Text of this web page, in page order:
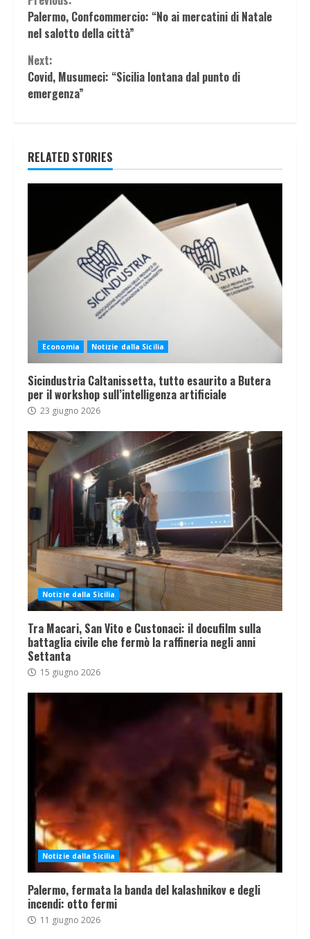
Reading
Palermo, Confcommercio: “No ai mercatini di Natale
nel salotto della città”
Next:
Covid, Musumeci: “Sicilia lontana dal punto di
emergenza”
RELATED STORIES
Economia Notizie dalla Sicilia
Sicindustria Caltanissetta, tutto esaurito a Butera
per il workshop sull’intelligenza artificiale
23 giugno 2026
Notizie dalla Sicilia
Tra Macari, San Vito e Custonaci: il docufilm sulla
battaglia civile che fermò la raffineria negli anni
Settanta
15 giugno 2026
Notizie dalla Sicilia
Palermo, fermata la banda del kalashnikov e degli
incendi: otto fermi
11 giugno 2026